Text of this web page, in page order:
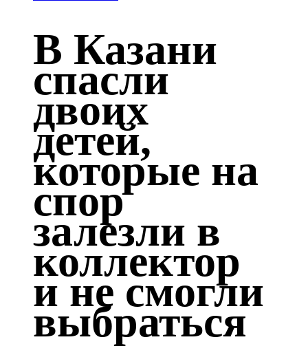
106,6 FM
Кадыбаш
105,2 FM
Казан
91,5 FM
Кайбыч
106,1 FM
Кама тамагы
71,51 FM
Кукмара
107,9 FM
Лениногорский
В Казани
спасли
двоих
детей,
которые на
спор
залезли в
коллектор
и не смогли
выбраться